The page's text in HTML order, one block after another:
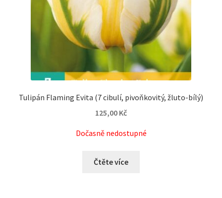
Tulipán Flaming Evita (7 cibulí, pivoňkovitý, žluto-bílý)
125,00 Kč
Dočasně nedostupné
Čtěte více